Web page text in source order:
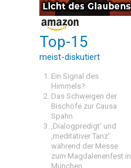
Top-15
meist-diskutiert
Ein Signal des
Himmels?
Das Schweigen der
Bischöfe zur Causa
Spahn
‚Dialogpredigt‘ und
‚meditativer Tanz’
während der Messe
zum Magdalenenfest in
München